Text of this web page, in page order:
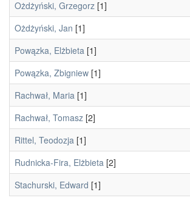
Ożdżyński, Grzegorz [1]
Ożdżyński, Jan [1]
Powązka, Elżbieta [1]
Powązka, Zbigniew [1]
Rachwał, Maria [1]
Rachwał, Tomasz [2]
Rittel, Teodozja [1]
Rudnicka-Fira, Elżbieta [2]
Stachurski, Edward [1]